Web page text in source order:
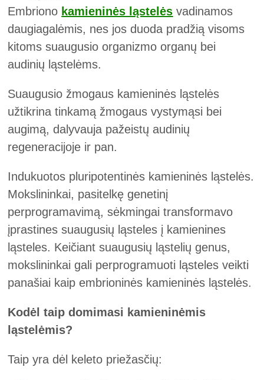
Embriono kamieninės ląstelės vadinamos
daugiagalėmis, nes jos duoda pradžią visoms
kitoms suaugusio organizmo organų bei
audinių ląstelėms.
Suaugusio žmogaus kamieninės ląstelės
užtikrina tinkamą žmogaus vystymąsi bei
augimą, dalyvauja pažeistų audinių
regeneracijoje ir pan.
Indukuotos pluripotentinės kamieninės ląstelės.
Mokslininkai, pasitelkę genetinį
perprogramavimą, sėkmingai transformavo
įprastines suaugusių ląsteles į kamienines
ląsteles. Keičiant suaugusių ląstelių genus,
mokslininkai gali perprogramuoti ląsteles veikti
panašiai kaip embrioninės kamieninės ląstelės.
Kodėl taip domimasi kamieninėmis
ląstelėmis?
Taip yra dėl keleto priežasčių: